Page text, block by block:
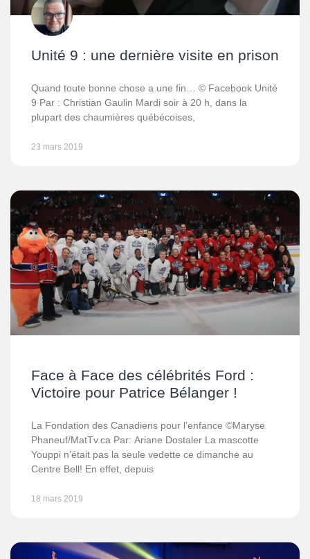
Unité 9 : une dernière visite en prison
Quand toute bonne chose a une fin… © Facebook Unité
9 Par : Christian Gaulin Mardi soir à 20 h, dans la
plupart des chaumières québécoises,
23 mars 2019
Face à Face des célébrités Ford :
Victoire pour Patrice Bélanger !
La Fondation des Canadiens pour l’enfance ©Maryse
Phaneuf/MatTv.ca Par: Ariane Dostaler La mascotte
Youppi n’était pas la seule vedette ce dimanche au
Centre Bell! En effet, depuis
18 mars 2019